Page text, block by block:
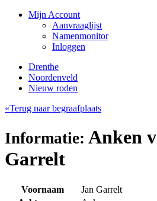
Mijn Account
Aanvraaglijst
Namenmonitor
Inloggen
Drenthe
Noordenveld
Nieuw roden
«Terug naar begraafplaats
Informatie: Anken
Garrelt
Voornaam
Jan Garrelt